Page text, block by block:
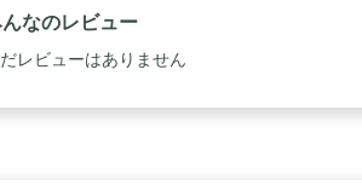
にくくなっています。傘の石突き先端部分
壁などに立てかけた際に滑りにくく、また
しにくくなっています。骨は耐風骨を使用。
なのレビュー
レビューはありません